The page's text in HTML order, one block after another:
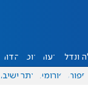
ונדל"ן דעות אוכל יהדות
ספורט פורומים אתר ישיבה